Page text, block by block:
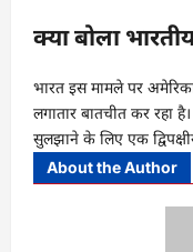
क्या बोला
भारत इस मामले पर
लगातार बातचीत कर रहा
सुलझाने के लिए एक
About the Author